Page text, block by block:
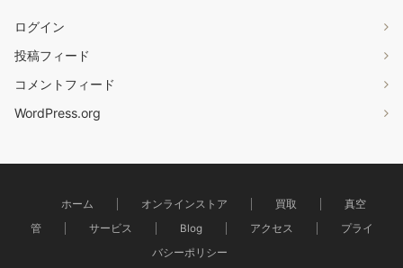
ログイン
投稿フィード
コメントフィード
WordPress.org
ホーム オンラインストア 買取
真空
管
サービス Blog アクセス
プライ
バシーポリシー